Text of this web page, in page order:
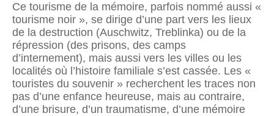
Ce tourisme de la mémoire, parfois nommé aussi «
tourisme noir », se dirige d’une part vers les lieux
de la destruction (Auschwitz, Treblinka) ou de la
répression (des prisons, des camps
d’internement), mais aussi vers les villes ou les
localités où l’histoire familiale s’est cassée. Les «
touristes du souvenir » recherchent les traces non
pas d’une enfance heureuse, mais au contraire,
d’une brisure, d’un traumatisme, d’une mémoire